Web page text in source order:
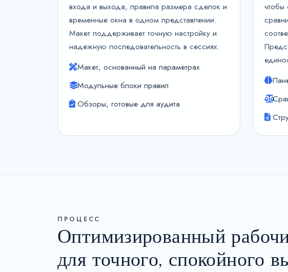
входа и выхода, правила размера сделок и
временные окна в одном представлении.
Макет поддерживает точную настройку и
надежную последовательность в сессиях.
Макет, основанный на параметрах
Модульные блоки правил
Обзоры, готовые для аудита
чтобы
ПРОЦЕСС
Оптимизированный
для точного, спокойного